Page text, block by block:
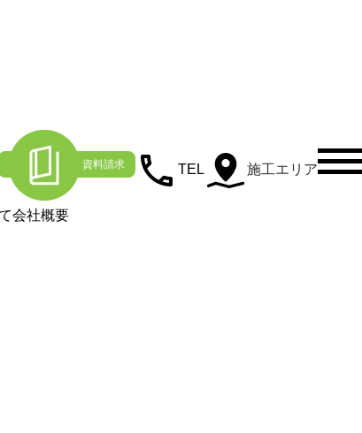
資料請求
会社概要
TEL 施工エリア